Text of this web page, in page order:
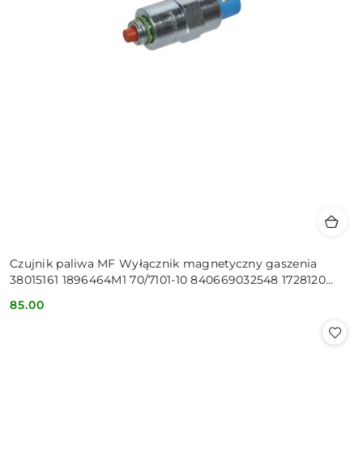
Czujnik paliwa MF Wyłącznik magnetyczny gaszenia
38015161 1896464M1 70/7101-10 840669032548 1728120
Cena:
85.00